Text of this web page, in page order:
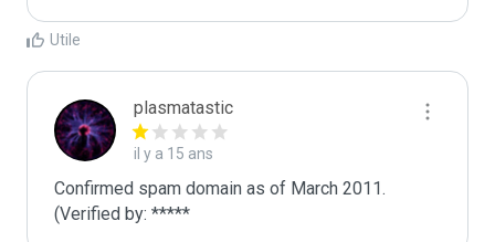
Utile
plasmatastic
il y a 15 ans
Confirmed spam domain as of March 2011.
(Verified by: *****